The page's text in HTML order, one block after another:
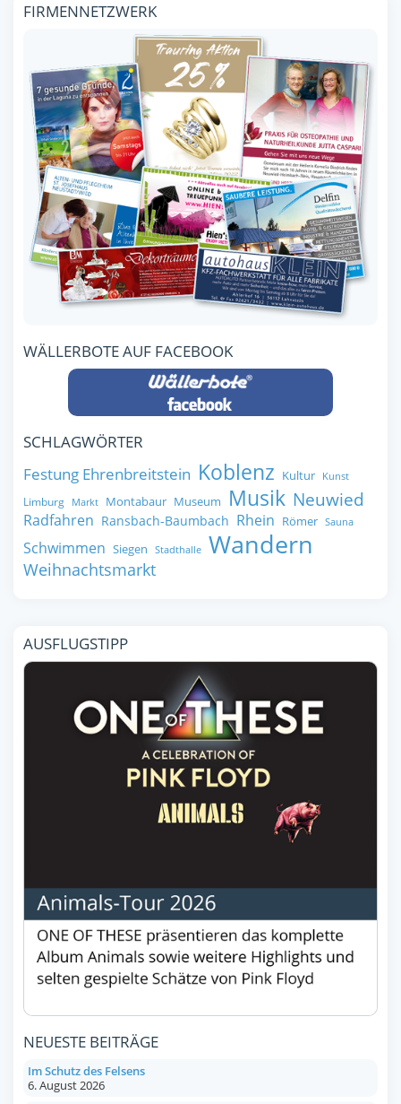
FIRMENNETZWERK
WÄLLERBOTE AUF FACEBOOK
SCHLAGWÖRTER
Festung Ehrenbreitstein Koblenz Kultur Kunst
Limburg Markt Montabaur Museum Musik Neuwied
Radfahren Ransbach-Baumbach Rhein Römer Sauna
Schwimmen Siegen Stadthalle Wandern
Weihnachtsmarkt
AUSFLUGSTIPP
NEUESTE BEITRÄGE
Im Schutz des Felsens
6. August 2026